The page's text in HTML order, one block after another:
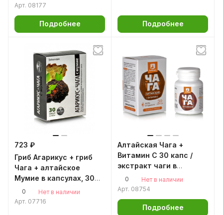
Арт. 08177
Подробнее Подробнее
723 ₽
Гриб Агарикус + гриб
Чага + алтайское
Мумие в капсулах, 30
кап Грибная серия
0
Нет в наличии
Арт. 07716
Алтайская Чага +
Витамин C 30 капс /
экстракт чаги в
капсулах / чага в
капсулах / для ЖКТ /
иммунитета
0
Нет в наличии
Арт. 08754
Подробнее